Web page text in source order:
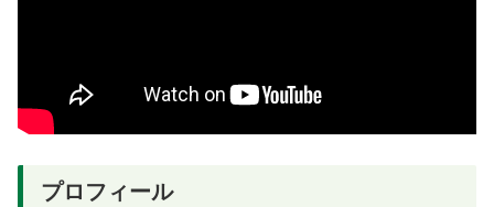
プロフィール